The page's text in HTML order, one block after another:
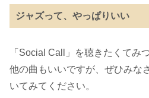
ジャズって、やっぱりいい
「Social Call」を聴きたくてみ
他の曲もいいですが、ぜひみな
いてみてください。